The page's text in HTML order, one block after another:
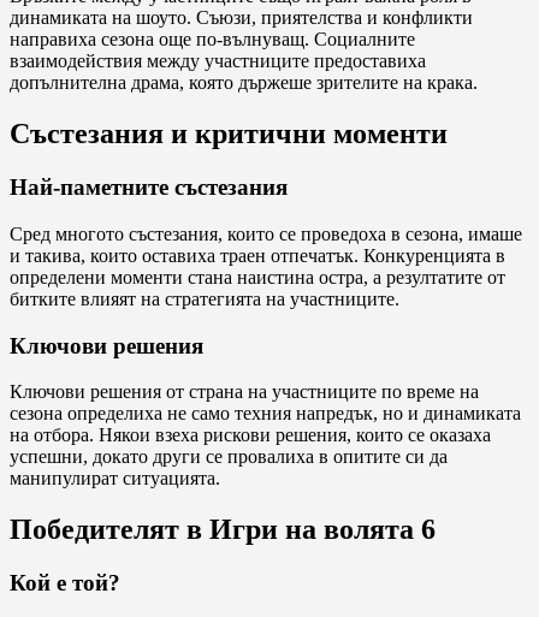
динамиката на шоуто. Съюзи, приятелства и конфликти
направиха сезона още по-вълнуващ. Социалните
взаимодействия между участниците предоставиха
допълнителна драма, която държеше зрителите на крака.
Състезания и критични моменти
Най-паметните състезания
Сред многото състезания, които се проведоха в сезона, имаше
и такива, които оставиха траен отпечатък. Конкуренцията в
определени моменти стана наистина остра, а резултатите от
битките влияят на стратегията на участниците.
Ключови решения
Ключови решения от страна на участниците по време на
сезона определиха не само техния напредък, но и динамиката
на отбора. Някои взеха рискови решения, които се оказаха
успешни, докато други се провалиха в опитите си да
манипулират ситуацията.
Победителят в Игри на волята 6
Кой е той?